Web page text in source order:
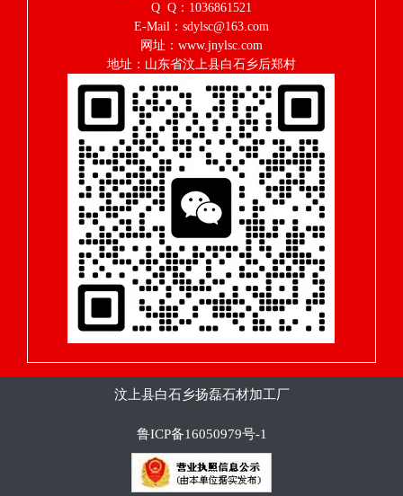
Q Q：1036861521
E-Mail：sdylsc@163.com
网址：www.jnylsc.com
地址：山东省汶上县白石乡后郑村
汶上县白石乡扬磊石材加工厂
鲁ICP备16050979号-1